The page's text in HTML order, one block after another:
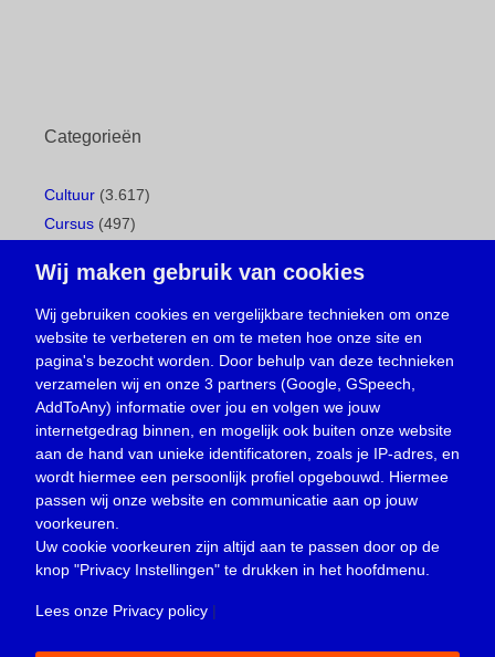
Categorieën
Cultuur (3.617)
Cursus (497)
Gemeentepagina(104)
Ingezonden brief(537)
Media(156)
Nieuws (23.329)
Oproep(734)
Overlijden(39)
Podcast(18)
prijsvraag (5)
Religie (1.438)
Service(226)
Wij maken gebruik van cookies
Wij gebruiken cookies en vergelijkbare technieken om onze
website te verbeteren en om te meten hoe onze site en
pagina's bezocht worden. Door behulp van deze technieken
verzamelen wij en onze 3 partners (Google, GSpeech,
AddToAny) informatie over jou en volgen we jouw
internetgedrag binnen, en mogelijk ook buiten onze website
aan de hand van unieke identificatoren, zoals je IP-adres, en
wordt hiermee een persoonlijk profiel opgebouwd. Hiermee
passen wij onze website en communicatie aan op jouw
voorkeuren.
Uw cookie voorkeuren zijn altijd aan te passen door op de
knop "Privacy Instellingen" te drukken in het hoofdmenu.
Lees onze Privacy policy |